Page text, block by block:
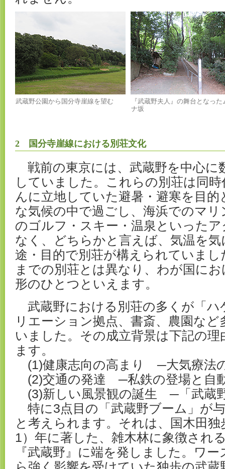
武蔵野公園から国分寺崖線を望む
『武蔵野夫人』の舞台となった
ナ坂
2 国分寺崖線における別荘文化
戦前の東京には、武蔵野を中心に
していました。これらの別荘は同
んに立地していた避暑・避寒を目
な気候の中で過ごし、海浜でのマ
のゴルフ・スキー・温泉といった
なく、どちらかと言えば、気温を
途・目的で別荘が構えられていま
までの別荘とは異なり、わが国に
形のひとつといえます。
武蔵野における別荘の多くが「ハ
リエーション拠点、書斎、農園な
いました。その成立背景は下記の
ます。
(1)健康志向の高まり ─大気療法
(2)交通の発達 ─私鉄の登場と自
(3)新しい風景観の誕生 ─「武蔵
特に3点目の「武蔵野ブーム」が
と考えられます。それは、国木田独
1）年に著した、雑木林に象徴され
『武蔵野』に端を発しました。ワ